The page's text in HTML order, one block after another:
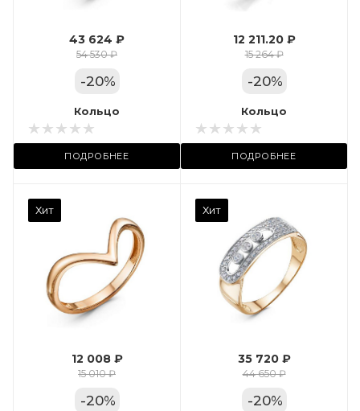
43 624 ₽
54 530 ₽
-20%
Кольцо
ПОДРОБНЕЕ
Цвет золота
КРАС
Местоположение:
ТРЦ «Арена»
12 211.20 ₽
15 264 ₽
-20%
Кольцо
ПОДРОБНЕЕ
Хит
12 008 ₽
15 010 ₽
-20%
Хит
Вес драгметалла
Марка (бренд)
Дельта
Фианит
Цвет золота
КРАС
35 720 ₽
44 650 ₽
-20%